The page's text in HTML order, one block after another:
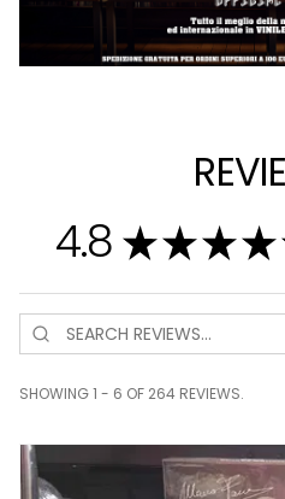
4.8 ★★★★
SHOWING 1 - 6 OF 264 REVIEWS.